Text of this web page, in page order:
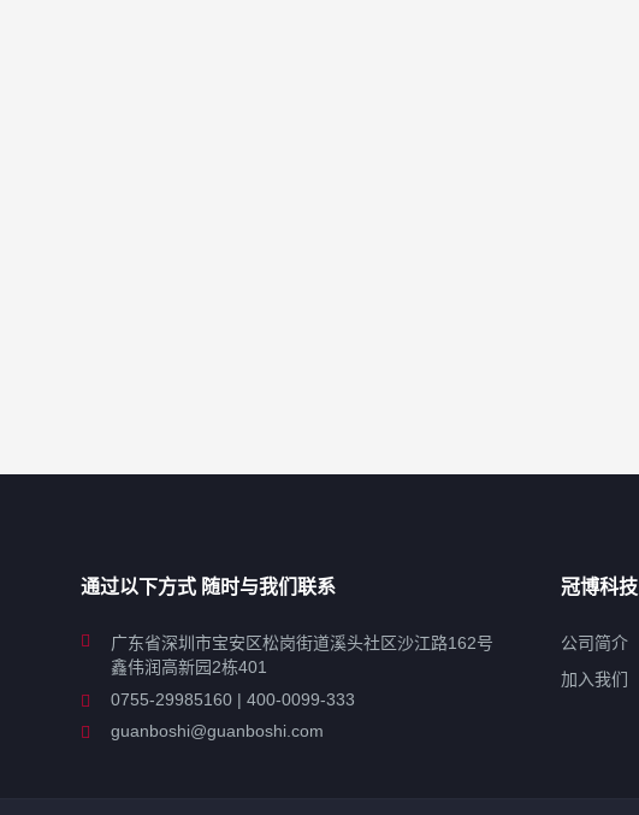
通过以下方式 随时与我们联系
广东省深圳市宝安区松岗街道溪头社区沙江路162号
鑫伟润高新园2栋401
0755-29985160 | 400-0099-333
guanboshi@guanboshi.com
冠博科技
公司简介
加入我们